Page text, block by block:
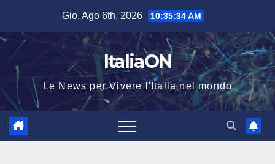
contenuto
Gio. Ago 6th, 2026 10:35:34 AM
ItaliaON
Le News per Vivere l'Italia nel mondo